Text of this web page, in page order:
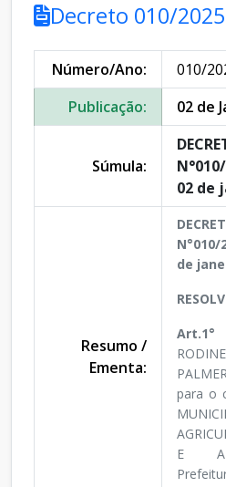
Decreto 010/2025
Número/Ano:
010/
Publicação:
02 de
Súmula:
02 de
Resumo /
Ementa:
de
Art.1°
para o
E